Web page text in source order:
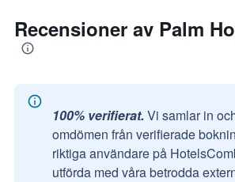
Recensioner av Palm
100% verifierat. Vi samlar in
omdömen från verifierade
riktiga användare på
utförda med våra betrodda